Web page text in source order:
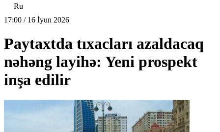
Ru
17:00 / 16 İyun 2026
Paytaxtda tıxacları azaldacaq
nəhəng layihə: Yeni prospekt
inşa edilir